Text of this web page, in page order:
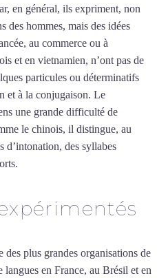
en général, ils expriment, non
des hommes, mais des idées
au commerce ou à
et en vietnamien, n’ont pas de
particules ou déterminatifs
et à la conjugaison. Le
une grande difficulté de
le chinois, il distingue, au
d’intonation, des syllabes
des plus grandes organisations de
langues en France, au Brésil et en